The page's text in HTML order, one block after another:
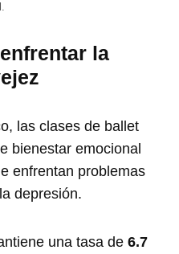
la
las clases de ballet
bienestar emocional
enfrentan problemas
depresión.
una tasa de6.7